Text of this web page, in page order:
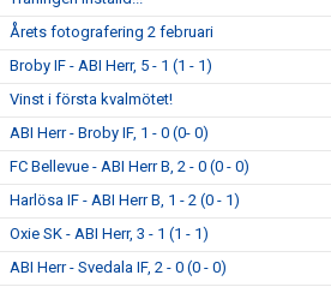
Årets fotografering 2 februari
Broby IF - ABI Herr, 5 - 1 (1 - 1)
Vinst i första kvalmötet!
ABI Herr - Broby IF, 1 - 0 (0- 0)
FC Bellevue - ABI Herr B, 2 - 0 (0 - 0)
Harlösa IF - ABI Herr B, 1 - 2 (0 - 1)
Oxie SK - ABI Herr, 3 - 1 (1 - 1)
ABI Herr - Svedala IF, 2 - 0 (0 - 0)